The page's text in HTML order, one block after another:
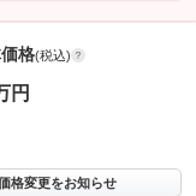
格(税込)
円
格変更をお知らせ